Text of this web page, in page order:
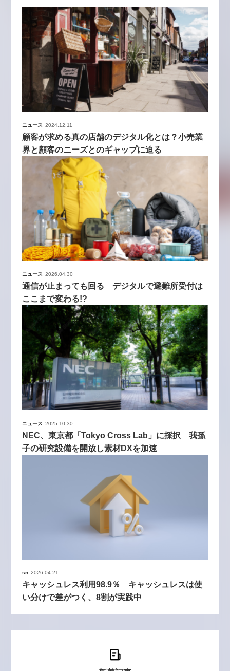
ニュース 2024.12.11
顧客が求める真の店舗のデジタル化とは？小売業
界と顧客のニーズとのギャップに迫る
ニュース 2026.04.30
通信が止まっても回る デジタルで避難所受付は
ここまで変わる!?
ニュース 2025.10.30
NEC、東京都「Tokyo Cross Lab」に採択 我孫
子の研究設備を開放し素材DXを加速
sn 2026.04.21
キャッシュレス利用98.9％ キャッシュレスは使
い分けで差がつく、8割が実践中